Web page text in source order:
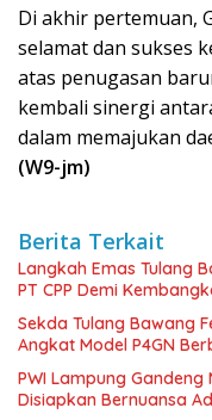
Di akhir pertemuan,
selamat dan sukses
atas penugasan
kembali sinergi
dalam memajukan
(W9-jm)
Berita Terkait
Langkah Emas Tulang
PT CPP Demi
Sekda Tulang Bawang
Angkat Model P4GN
PWI Lampung Gandeng
Disiapkan Bernuansa